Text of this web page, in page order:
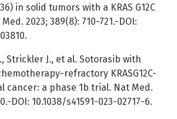
in solid tumors with a KRAS G12C
2023; 389(8): 710-721.-DOI:
Strickler J., et al. Sotorasib with
refractory KRASG12C-
cancer: a phase 1b trial. Nat Med.
DOI: 10.1038/s41591-023-02717-6.